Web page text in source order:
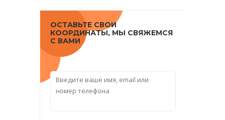
ОСТАВЬТЕ СВОИ
КООРДИНАТЫ, МЫ СВЯЖЕМСЯ
С ВАМИ